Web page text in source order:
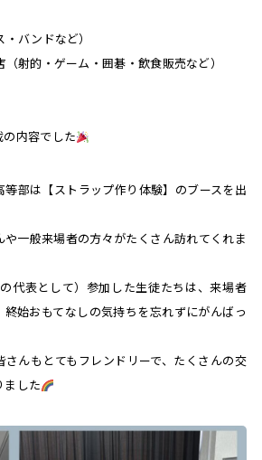
バンドなど）
射的・ゲーム・囲碁・飲食販売など）
内容でした
部は【ストラップ作り体験】のブースを出
一般来場者の方々がたくさん訪れてくれま
代表として）参加した生徒たちは、来場者
始おもてなしの気持ちを忘れずにがんばっ
さんもとてもフレンドリーで、たくさんの交
ました